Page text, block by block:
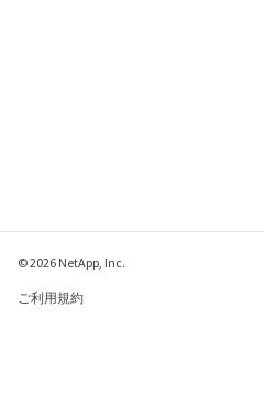
© 2026 NetApp, Inc.
ご利用規約